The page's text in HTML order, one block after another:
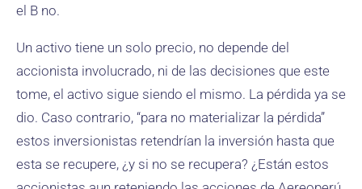
el B no.
Un activo tiene un solo precio, no depende del
accionista involucrado, ni de las decisiones que este
tome, el activo sigue siendo el mismo. La pérdida ya se
dio. Caso contrario, “para no materializar la pérdida”
estos inversionistas retendrían la inversión hasta que
esta se recupere, ¿y si no se recupera? ¿Están estos